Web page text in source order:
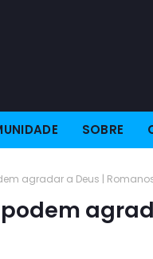
SOBRE
agradar a Deus |